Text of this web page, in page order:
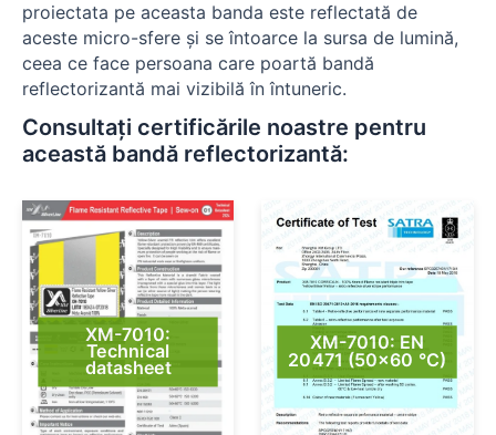
proiectata pe aceasta banda este reflectată de
aceste micro-sfere și se întoarce la sursa de lumină,
ceea ce face persoana care poartă bandă
reflectorizantă mai vizibilă în întuneric.
Consultați certificările noastre pentru
această bandă reflectorizantă:
XM-7010:
Technical
datasheet
XM-7010: EN
20471 (50×60 °C)